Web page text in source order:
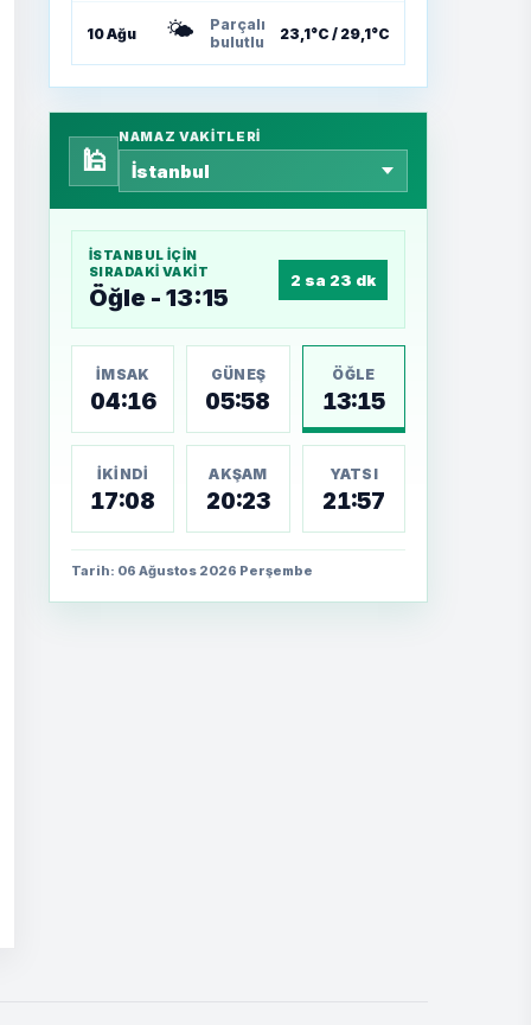
10 Ağu 🌤️
Parçalı
bulutlu
23,1°C / 29,1°C
🕌
NAMAZ VAKITLERI
İSTANBUL IÇIN
SIRADAKI VAKIT
Öğle - 13:15
2 sa 23 dk
İMSAK
04:16
GÜNEŞ
05:58
ÖĞLE
13:15
İKINDI
17:08
AKŞAM
20:23
YATSI
21:57
Tarih: 06 Ağustos 2026 Perşembe